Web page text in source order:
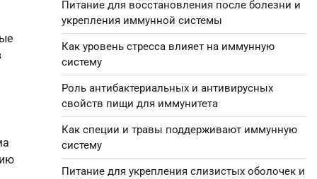
Питание для восстановления после болезни и
укрепления иммунной системы
Как уровень стресса влияет на иммунную
систему
Роль антибактериальных и антивирусных
свойств пищи для иммунитета
Как специи и травы поддерживают иммунную
систему
Питание для укрепления слизистых оболочек и